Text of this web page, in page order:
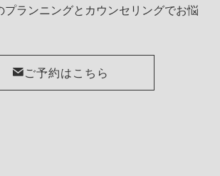
プランニングとカウンセリングでお悩
ご予約はこちら